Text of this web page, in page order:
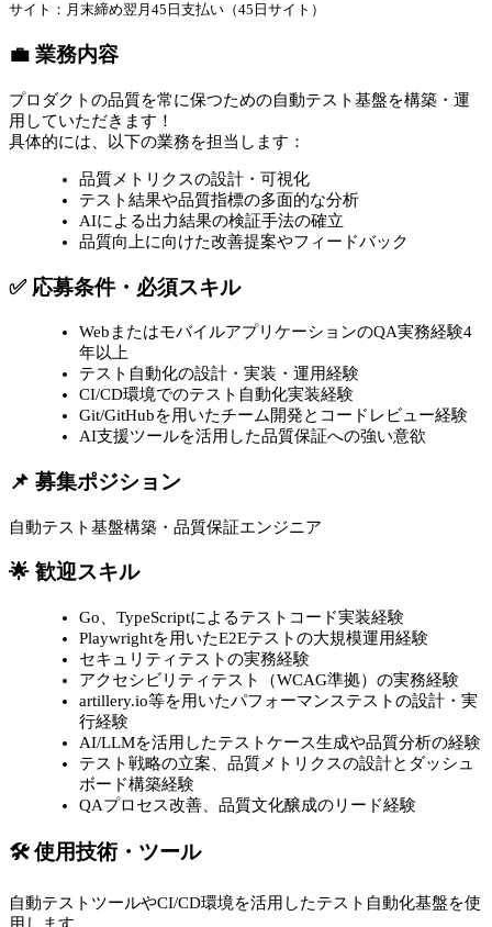
サイト：月末締め翌月45日支払い（45日サイト）
💼 業務内容
プロダクトの品質を常に保つための自動テスト基盤を構築・運
用していただきます！
具体的には、以下の業務を担当します：
品質メトリクスの設計・可視化
テスト結果や品質指標の多面的な分析
AIによる出力結果の検証手法の確立
品質向上に向けた改善提案やフィードバック
✅ 応募条件・必須スキル
WebまたはモバイルアプリケーションのQA実務経験4
年以上
テスト自動化の設計・実装・運用経験
CI/CD環境でのテスト自動化実装経験
Git/GitHubを用いたチーム開発とコードレビュー経験
AI支援ツールを活用した品質保証への強い意欲
📌 募集ポジション
自動テスト基盤構築・品質保証エンジニア
🌟 歓迎スキル
Go、TypeScriptによるテストコード実装経験
Playwrightを用いたE2Eテストの大規模運用経験
セキュリティテストの実務経験
アクセシビリティテスト（WCAG準拠）の実務経験
artillery.io等を用いたパフォーマンステストの設計・実
行経験
AI/LLMを活用したテストケース生成や品質分析の経験
テスト戦略の立案、品質メトリクスの設計とダッシュ
ボード構築経験
QAプロセス改善、品質文化醸成のリード経験
🛠 使用技術・ツール
自動テストツールやCI/CD環境を活用したテスト自動化基盤を使
用します。